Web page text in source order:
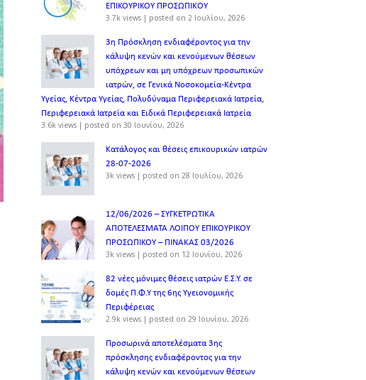
ΕΠΙΚΟΥΡΙΚΟΥ ΠΡΟΣΩΠΙΚOY
3.7k views | posted on 2 Ιουλίου, 2026
3η Πρόσκληση ενδιαφέροντος για την
κάλυψη κενών και κενούμενων θέσεων
υπόχρεων και μη υπόχρεων προσωπικών
ιατρών, σε Γενικά Νοσοκομεία-Κέντρα
Υγείας, Κέντρα Υγείας, Πολυδύναμα Περιφερειακά Ιατρεία,
Περιφερειακά Ιατρεία και Ειδικά Περιφερειακά Ιατρεία
3.6k views | posted on 30 Ιουνίου, 2026
Κατάλογος και θέσεις επικουρικών ιατρών
28-07-2026
3k views | posted on 28 Ιουλίου, 2026
12/06/2026 – ΣΥΓΚΕΤΡΩΤΙΚΑ
ΑΠΟΤΕΛΕΣΜΑΤΑ ΛΟΙΠΟΥ ΕΠΙΚΟΥΡΙΚΟΥ
ΠΡΟΣΩΠΙΚΟΥ – ΠΙΝΑΚΑΣ 03/2026
3k views | posted on 12 Ιουνίου, 2026
82 νέες μόνιμες θέσεις ιατρών Ε.Σ.Υ. σε
δομές Π.Φ.Υ της 6ης Υγειονομικής
Περιφέρειας
2.9k views | posted on 29 Ιουνίου, 2026
Προσωρινά αποτελέσματα 3ης
πρόσκλησης ενδιαφέροντος για την
κάλυψη κενών και κενούμενων θέσεων